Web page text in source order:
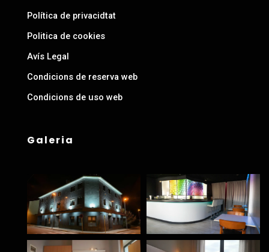
Política de privacidtat
Politica de cookies
Avís Legal
Condicions de reserva web
Condicions de uso web
Galeria